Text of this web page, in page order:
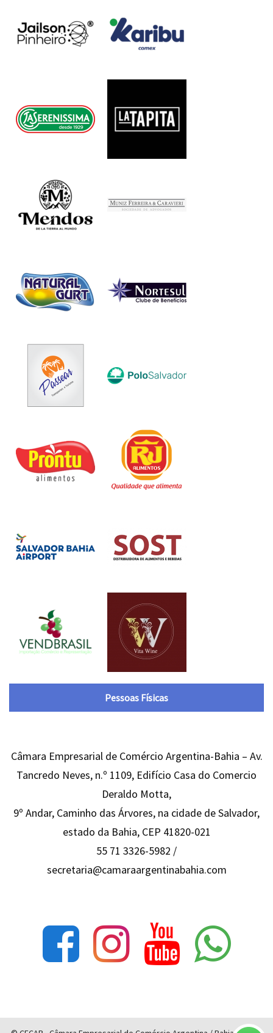
Pessoas Físicas
Câmara Empresarial de Comércio Argentina-Bahia – Av.
Tancredo Neves, n.º 1109, Edifício Casa do Comercio
Deraldo Motta,
9º Andar, Caminho das Árvores, na cidade de Salvador,
estado da Bahia, CEP 41820-021
55 71 3326-5982 /
secretaria@camaraargentinabahia.com